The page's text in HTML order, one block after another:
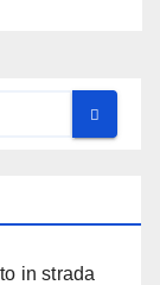
in strada